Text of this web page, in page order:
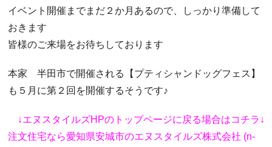
イベント開催までまだ２か月あるので、しっかり準備して
おきます
皆様のご来場をお待ちしております
本家 半田市で開催される【プティシャンドッグフェス】
も５月に第２回を開催するそうです♪
↓エヌスタイルズHPのトップページに戻る場合はコチラ↓
注文住宅なら愛知県安城市のエヌスタイルズ株式会社 (n-